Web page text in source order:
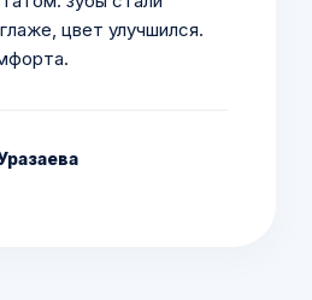
цвет улучшился.